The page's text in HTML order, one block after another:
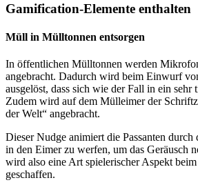
Gamification-Elemente enthalten
Müll in Mülltonnen entsorgen
In öffentlichen Mülltonnen werden
angebracht. Dadurch wird beim Einwurf
ausgelöst, dass sich wie der Fall in ein sehr
Zudem wird auf dem Mülleimer der
der Welt“ angebracht.
Dieser Nudge animiert die Passanten durch
in den Eimer zu werfen, um das Geräusch
wird also eine Art spielerischer Aspekt
geschaffen.